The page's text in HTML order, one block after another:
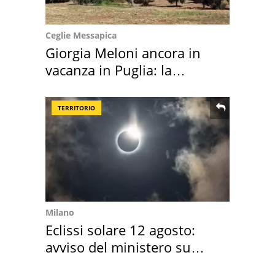
Ceglie Messapica
Giorgia Meloni ancora in
vacanza in Puglia: la
TERRITORIO
Milano
Eclissi solare 12 agosto:
avviso del ministero su